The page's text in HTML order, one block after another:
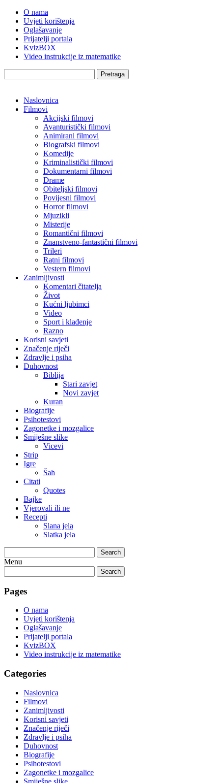
O nama
Uvjeti korištenja
Oglašavanje
Prijatelji portala
KvizBOX
Video instrukcije iz matematike
Pretraga
Naslovnica
Filmovi
Akcijski filmovi
Avanturistički filmovi
Animirani filmovi
Biografski filmovi
Komedije
Kriminalistički filmovi
Dokumentarni filmovi
Drame
Obiteljski filmovi
Povijesni filmovi
Horror filmovi
Mjuzikli
Misterije
Romantični filmovi
Znanstveno-fantastični filmovi
Trileri
Ratni filmovi
Vestern filmovi
Zanimljivosti
Komentari čitatelja
Život
Kućni ljubimci
Video
Sport i klađenje
Razno
Korisni savjeti
Značenje riječi
Zdravlje i psiha
Duhovnost
Biblija
Stari zavjet
Novi zavjet
Kuran
Biografije
Psihotestovi
Zagonetke i mozgalice
Smiješne slike
Vicevi
Strip
Igre
Šah
Citati
Quotes
Bajke
Vjerovali ili ne
Recepti
Slana jela
Slatka jela
Search
Menu
Search
Pages
O nama
Uvjeti korištenja
Oglašavanje
Prijatelji portala
KvizBOX
Video instrukcije iz matematike
Categories
Naslovnica
Filmovi
Zanimljivosti
Korisni savjeti
Značenje riječi
Zdravlje i psiha
Duhovnost
Biografije
Psihotestovi
Zagonetke i mozgalice
Smiješne slike